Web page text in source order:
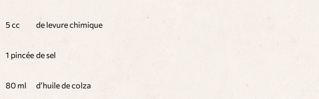
5 cc de levure chimique
1 pincée de sel
80 ml d’huile de colza